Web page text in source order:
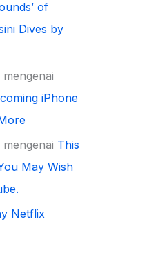
of
Dives by
mengenai
iPhone
mengenai This
May Wish
Netflix